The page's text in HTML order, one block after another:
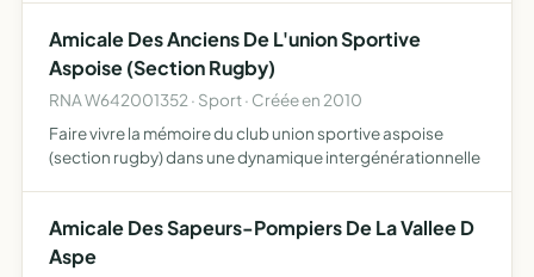
Amicale Des Anciens De L'union Sportive
Aspoise (Section Rugby)
RNA W642001352 · Sport · Créée en 2010
Faire vivre la mémoire du club union sportive aspoise
(section rugby) dans une dynamique intergénérationnelle
Amicale Des Sapeurs-Pompiers De La Vallee D
Aspe